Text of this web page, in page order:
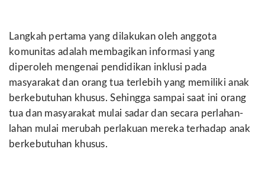
Langkah pertama yang dilakukan oleh anggota
komunitas adalah membagikan informasi yang
diperoleh mengenai pendidikan inklusi pada
masyarakat dan orang tua terlebih yang memiliki anak
berkebutuhan khusus. Sehingga sampai saat ini orang
tua dan masyarakat mulai sadar dan secara perlahan-
lahan mulai merubah perlakuan mereka terhadap anak
berkebutuhan khusus.